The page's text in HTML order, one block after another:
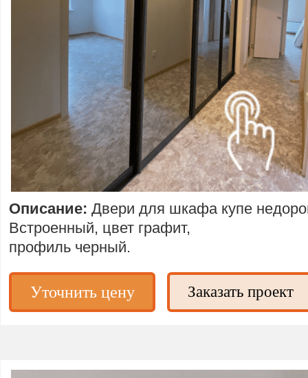
Уточнить цену Заказать проект
Описание:Двери для шкафа купе
Встроенный, цвет графит,
профиль черный.